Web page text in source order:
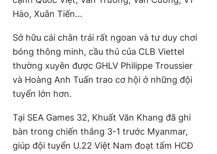
Phó tổng biên tập: Trần Việt Hưng
Tổng thư ký tòa soạn: Đức Trung
Giấy phép xuất bản số 110/GP - BTTTT cấp ngày 24.3.2020
© 2003-2026 Bản quyền thuộc về Báo Thanh Niên. Cấm sao
chép dưới mọi hình thức nếu không có sự chấp thuận bằng văn
bản. Phát triển bởi ePi Technologies, JSC.
Hào, Xuân Tiến...
Sở hữu cái chân trái rất ngoan và tư duy chơi
bóng thông minh, cầu thủ của CLB Viettel
thường xuyên được GHLV Philippe Troussier
và Hoàng Anh Tuấn trao cơ hội ở những đội
tuyển lớn hơn.
Tại SEA Games 32, Khuất Văn Khang đã ghi
bàn trong chiến thắng 3-1 trước Myanmar,
giúp đội tuyển U.22 Việt Nam đoạt tấm HCĐ